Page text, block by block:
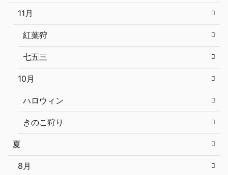
11月
紅葉狩
七五三
10月
ハロウィン
きのこ狩り
夏
8月